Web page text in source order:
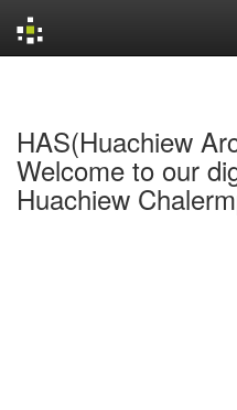
HAS(Huachiew
Welcome to our
Huachiew